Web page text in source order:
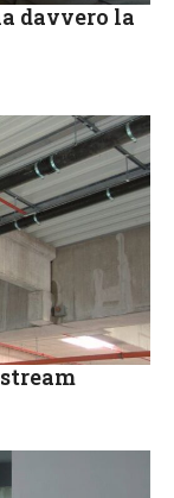
davvero la